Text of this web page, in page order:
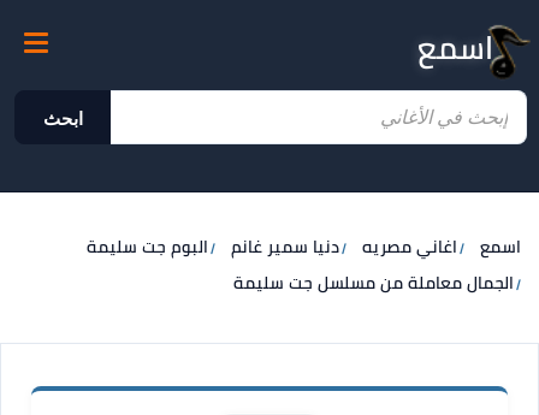
اسمع
ابحث
اسمع اغاني مصريه دنيا سمير غانم
البوم جت سليمة
الجمال معاملة من مسلسل جت سليمة